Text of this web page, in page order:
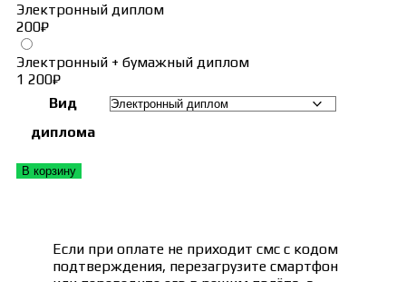
Электронный диплом
200₽
Электронный + бумажный диплом
1 200₽
Вид
диплома
В корзину
Если при оплате не приходит смс с кодом
подтверждения, перезагрузите смартфон